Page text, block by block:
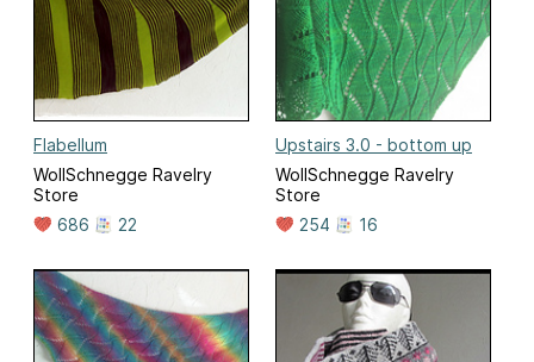
Flabellum
WollSchnegge Ravelry
Store
686
22
Upstairs 3.0 - bottom up
WollSchnegge Ravelry
Store
254
16